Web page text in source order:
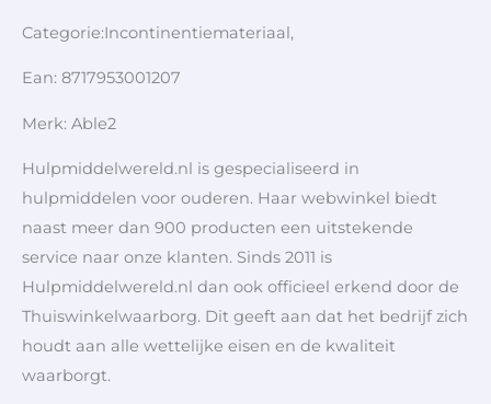
Categorie:Incontinentiemateriaal,
Ean: 8717953001207
Merk: Able2
Hulpmiddelwereld.nl is gespecialiseerd in
hulpmiddelen voor ouderen. Haar webwinkel biedt
naast meer dan 900 producten een uitstekende
service naar onze klanten. Sinds 2011 is
Hulpmiddelwereld.nl dan ook officieel erkend door de
Thuiswinkelwaarborg. Dit geeft aan dat het bedrijf zich
houdt aan alle wettelijke eisen en de kwaliteit
waarborgt.